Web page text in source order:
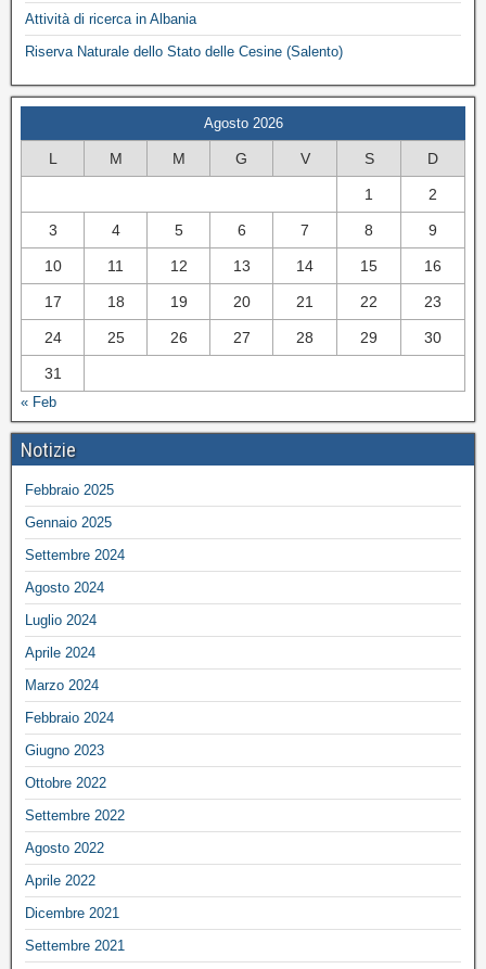
Attività di ricerca in Albania
Riserva Naturale dello Stato delle Cesine (Salento)
Agosto 2026
L M M G V S D
1 2
3 4 5 6 7 8 9
10 11 12 13 14 15 16
17 18 19 20 21 22 23
24 25 26 27 28 29 30
31
« Feb
Notizie
Febbraio 2025
Gennaio 2025
Settembre 2024
Agosto 2024
Luglio 2024
Aprile 2024
Marzo 2024
Febbraio 2024
Giugno 2023
Ottobre 2022
Settembre 2022
Agosto 2022
Aprile 2022
Dicembre 2021
Settembre 2021